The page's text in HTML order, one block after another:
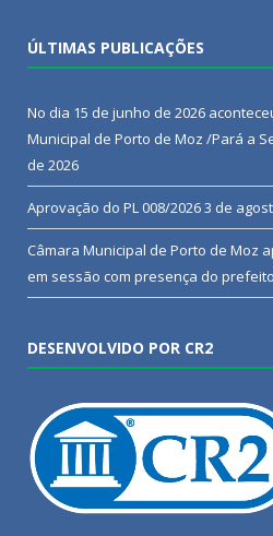
ÚLTIMAS PUBLICAÇÕES
No dia 15 de junho de 2026
Municipal de Porto de Moz /Pará a
de 2026
Aprovação do PL 008/20263 de
Câmara Municipal de Porto de Moz
em sessão com presença do
DESENVOLVIDO POR CR2